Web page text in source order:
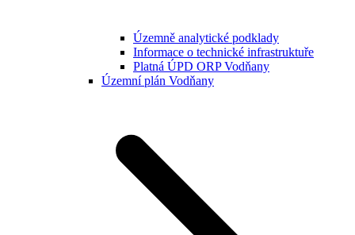
Územně analytické podklady
Informace o technické infrastruktuře
Platná ÚPD ORP Vodňany
Územní plán Vodňany